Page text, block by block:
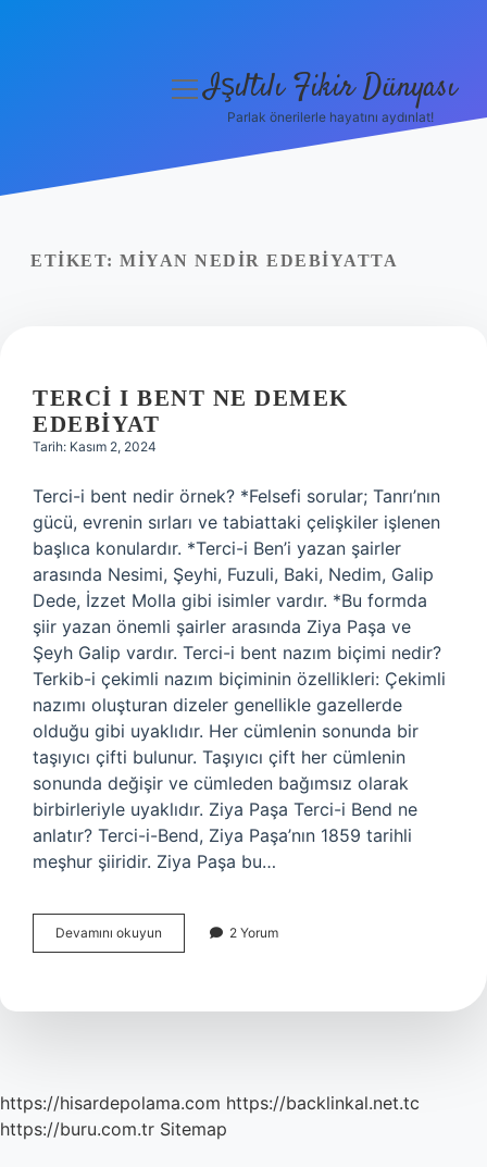
Yasal Uyarı
menüyüIşıltılı Fikir Dünyası
Parlak önerilerle hayatını aydınlat!
ETIKET: MIYAN NEDIR EDEBIYATTA
TERCI I BENT NE DEMEK
EDEBIYAT
Tarih: Kasım 2, 2024
Terci-i bent nedir örnek? *Felsefi sorular; Tanrı’nın
gücü, evrenin sırları ve tabiattaki çelişkiler işlenen
başlıca konulardır. *Terci-i Ben’i yazan şairler
arasında Nesimi, Şeyhi, Fuzuli, Baki, Nedim, Galip
Dede, İzzet Molla gibi isimler vardır. *Bu formda
şiir yazan önemli şairler arasında Ziya Paşa ve
Şeyh Galip vardır. Terci-i bent nazım biçimi nedir?
Terkib-i çekimli nazım biçiminin özellikleri: Çekimli
nazımı oluşturan dizeler genellikle gazellerde
olduğu gibi uyaklıdır. Her cümlenin sonunda bir
taşıyıcı çifti bulunur. Taşıyıcı çift her cümlenin
sonunda değişir ve cümleden bağımsız olarak
birbirleriyle uyaklıdır. Ziya Paşa Terci-i Bend ne
anlatır? Terci-i-Bend, Ziya Paşa’nın 1859 tarihli
meşhur şiiridir. Ziya Paşa bu…
Devamını okuyun
I
Demek
2 Yorum
https://hisardepolama.com https://backlinkal.net.tc
https://buru.com.tr Sitemap